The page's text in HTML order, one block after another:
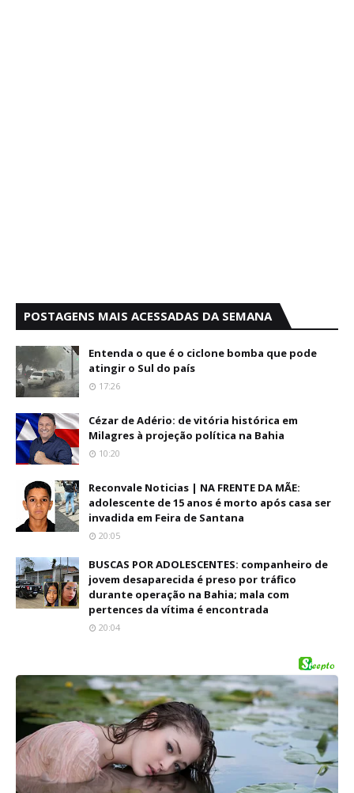
POSTAGENS MAIS ACESSADAS DA SEMANA
Entenda o que é o ciclone bomba que pode
atingir o Sul do país
17:26
Cézar de Adério: de vitória histórica em
Milagres à projeção política na Bahia
10:20
Reconvale Noticias | NA FRENTE DA MÃE:
adolescente de 15 anos é morto após casa ser
invadida em Feira de Santana
20:05
BUSCAS POR ADOLESCENTES: companheiro de
jovem desaparecida é preso por tráfico
durante operação na Bahia; mala com
pertences da vítima é encontrada
20:04